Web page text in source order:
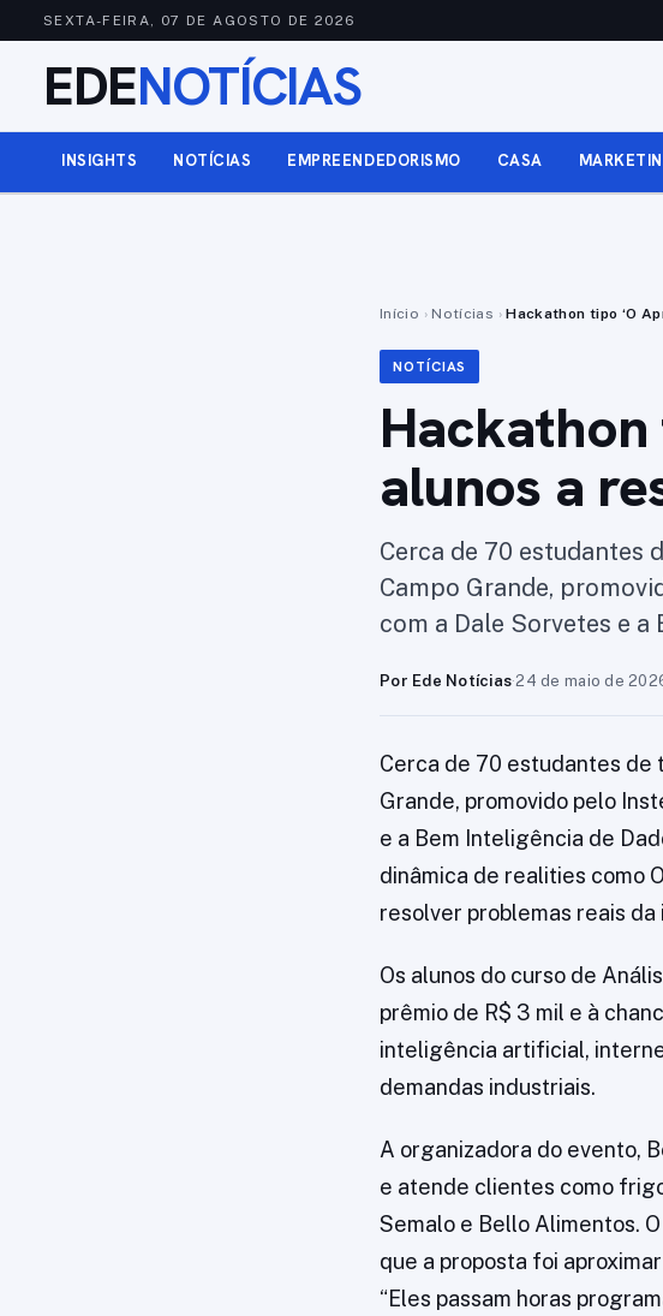
SEXTA-FEIRA, 07 DE AGOSTO DE 2026
EDENOTÍCIAS
INSIGHTS NOTÍCIAS EMPREENDEDORISMO CASA
Início › Notícias › Hackathon tipo ‘O
NOTÍCIAS
Hackathon
alunos a
Cerca de 70 estudantes
Campo Grande,
com a Dale Sorvetes e
Por Ede Notícias·24 de maio de
Cerca de 70 estudantes de
Grande, promovido pelo
e a Bem Inteligência de
dinâmica de realities como
resolver problemas reais da
Os alunos do curso de
prêmio de R$ 3 mil e à
inteligência artificial,
demandas industriais.
A organizadora do evento,
e atende clientes como
Semalo e Bello Alimentos.
que a proposta foi
“Eles passam horas